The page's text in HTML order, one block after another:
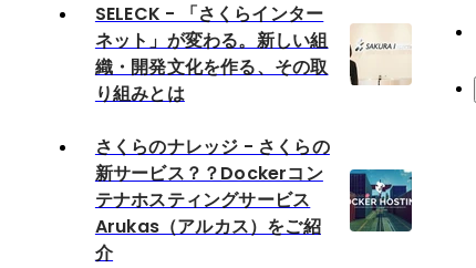
SELECK - 「さくらインター
ネット」が変わる。新しい組
織・開発文化を作る、その取
り組みとは
さくらのナレッジ - さくらの
新サービス？？Dockerコン
テナホスティングサービス
Arukas（アルカス）をご紹
介